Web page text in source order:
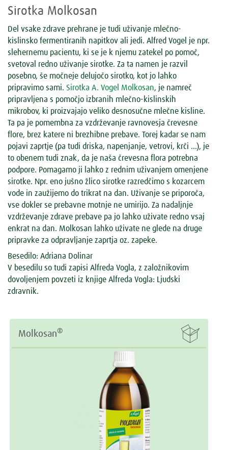
Sirotka Molkosan
Del vsake zdrave prehrane je tudi uživanje mlečno-
kislinsko fermentiranih napitkov ali jedi. Alfred Vogel je npr.
slehernemu pacientu, ki se je k njemu zatekel po pomoč,
svetoval redno uživanje sirotke. Za ta namen je razvil
posebno, še močneje delujočo sirotko, kot jo lahko
pripravimo sami. Sirotka A. Vogel Molkosan, je namreč
pripravljena s pomočjo izbranih mlečno-kislinskih
mikrobov, ki proizvajajo veliko desnosučne mlečne kisline.
Ta pa je pomembna za vzdrževanje ravnovesja črevesne
flore, brez katere ni brezhibne prebave. Torej kadar se nam
pojavi zaprtje (pa tudi driska, napenjanje, vetrovi, krči …), je
to obenem tudi znak, da je naša črevesna flora potrebna
podpore. Pomagamo ji lahko z rednim uživanjem omenjene
sirotke. Npr. eno jušno žlico sirotke razredčimo s kozarcem
vode in zaužijemo do trikrat na dan. Uživanje se priporoča,
vse dokler se prebavne motnje ne umirijo. Za nadaljnje
vzdrževanje zdrave prebave pa jo lahko uživate redno vsaj
enkrat na dan. Molkosan lahko uživate ne glede na druge
pripravke za odpravljanje zaprtja oz. zapeke.
Besedilo: Adriana Dolinar
V besedilu so tudi zapisi Alfreda Vogla, z založnikovim
dovoljenjem povzeti iz knjige Alfreda Vogla: Ljudski
zdravnik.

Molkosan®